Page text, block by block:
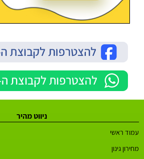
ניווט מהיר
עמוד ראשי
מחירון גינון